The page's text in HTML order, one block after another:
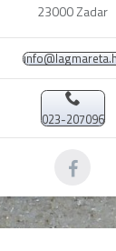
23000 Zadar
023-207096